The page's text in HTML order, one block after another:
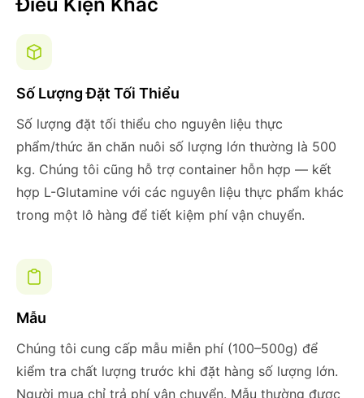
Số Lượng Đặt Tối Thiểu
Số lượng đặt tối thiểu cho nguyên liệu thực
phẩm/thức ăn chăn nuôi số lượng lớn thường là 500
kg. Chúng tôi cũng hỗ trợ container hỗn hợp — kết
hợp L-Glutamine với các nguyên liệu thực phẩm khác
trong một lô hàng để tiết kiệm phí vận chuyển.
Mẫu
Chúng tôi cung cấp mẫu miễn phí (100–500g) để
kiểm tra chất lượng trước khi đặt hàng số lượng lớn.
Người mua chỉ trả phí vận chuyển. Mẫu thường được